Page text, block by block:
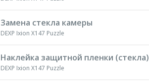
Замена стекла камеры
DEXP Ixion X147 Puzzle
Наклейка защитной пленки (стекла)
DEXP Ixion X147 Puzzle